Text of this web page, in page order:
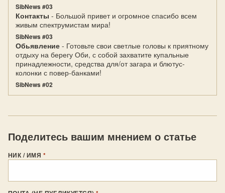
SibNews #03
Контакты - Большой привет и огромное спасибо всем
живым спектрумистам мира!
SibNews #03
Обьявление - Готовьте свои светлые головы к приятному
отдыху на берегу Оби, с собой захватите купальные
принадлежности, средства для/от загара и блютус-
колонки с повер-банками!
SibNews #02
Поделитесь вашим мнением о статье
НИК / ИМЯ *